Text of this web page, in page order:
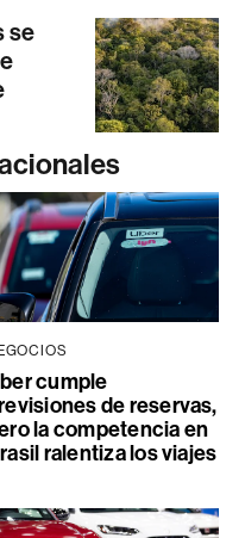
se
cumple
de reservas,
la competencia en
ralentiza los viajes